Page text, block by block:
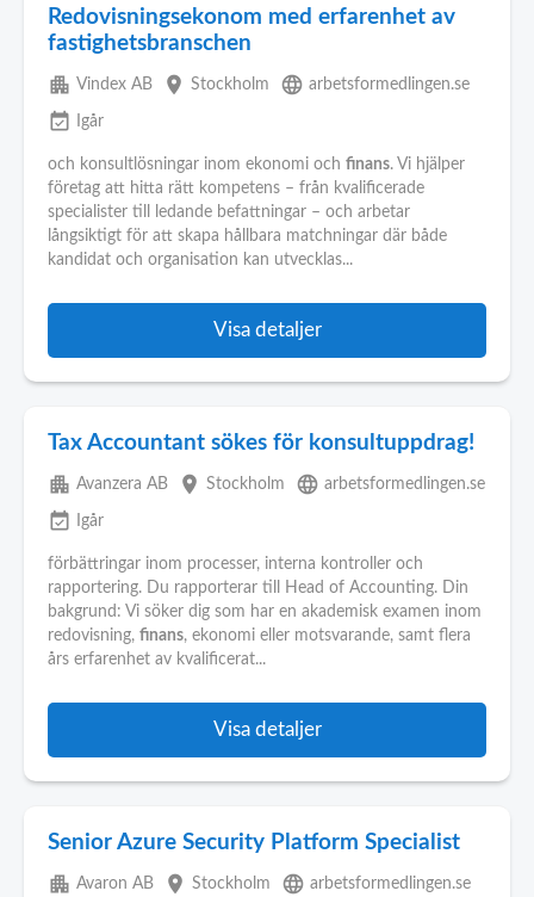
Redovisningsekonom med erfarenhet av
fastighetsbranschen
apartment Vindex AB place Stockholm language arbetsformedlingen.se
event_available Igår
och konsultlösningar inom ekonomi och finans. Vi hjälper
företag att hitta rätt kompetens – från kvalificerade
specialister till ledande befattningar – och arbetar
långsiktigt för att skapa hållbara matchningar där både
kandidat och organisation kan utvecklas...
Visa detaljer
Tax Accountant sökes för konsultuppdrag!
apartment Avanzera AB place Stockholm language arbetsformedlingen.se
event_available Igår
förbättringar inom processer, interna kontroller och
rapportering. Du rapporterar till Head of Accounting. Din
bakgrund: Vi söker dig som har en akademisk examen inom
redovisning, finans, ekonomi eller motsvarande, samt flera
års erfarenhet av kvalificerat...
Visa detaljer
Senior Azure Security Platform Specialist
apartment Avaron AB place Stockholm language arbetsformedlingen.se